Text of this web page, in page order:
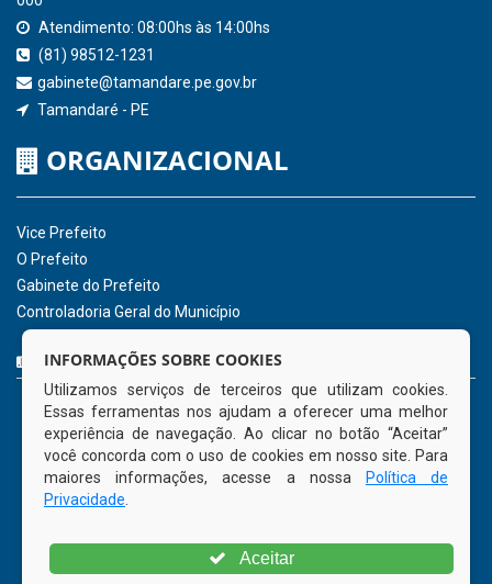
Consultar Convênios
Receber Informações sobre novos Repasses
Hora:01:48/ Sexta-Feira,07 de agosto
de 2026
INSTITUCIONAL
CNPJ: 01.596.018/0001-60
000
Atendimento: 08:00hs às 14:00hs
(81) 98512-1231
gabinete@tamandare.pe.gov.br
Tamandaré - PE
INFORMAÇÕES SOBRE COOKIES
Utilizamos serviços de terceiros que utilizam cookies.
Essas ferramentas nos ajudam a oferecer uma melhor
experiência de navegação. Ao clicar no botão “Aceitar”
você concorda com o uso de cookies em nosso site. Para
maiores informações, acesse a nossa
Política de
Privacidade
Aceitar